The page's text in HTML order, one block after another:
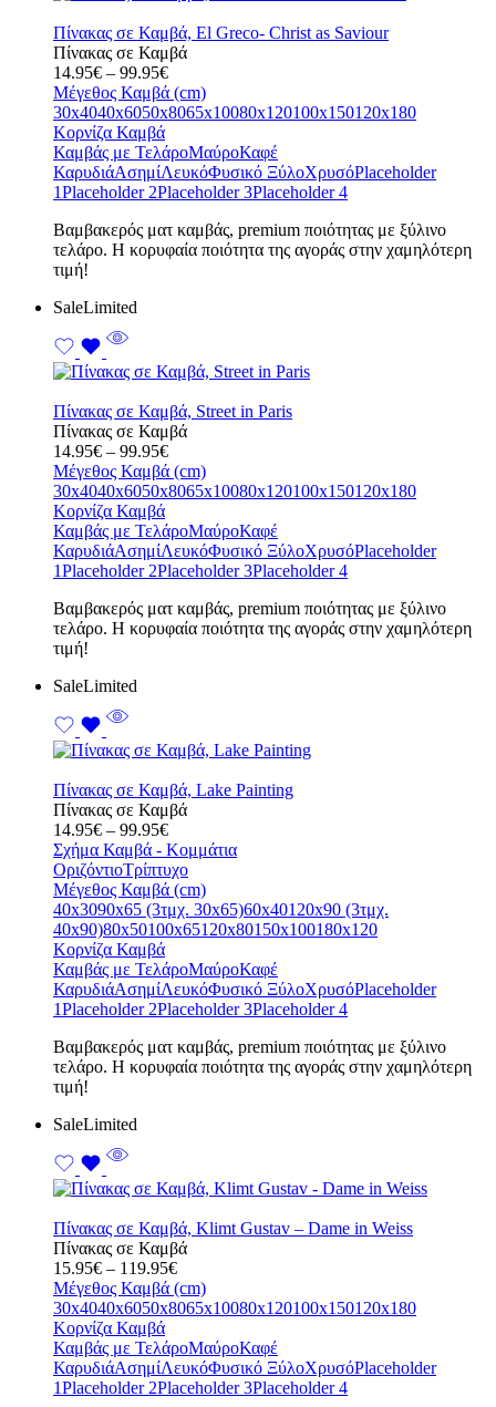
Πίνακας σε Καμβά, El Greco- Christ as Saviour
Πίνακας σε Καμβά
14.95€ – 99.95€Price
range:
14.95€
99.95€
Μέγεθος Καμβά (cm)
30x4040x6050x8065x10080x120100x150120x180
Κορνίζα Καμβά
Καμβάς με ΤελάροΜαύροΚαφέ
ΚαρυδιάΑσημίΛευκόΦυσικό ΞύλοΧρυσόPlaceholder
1Placeholder 2Placeholder 3Placeholder 4
Bαμβακερός ματ καμβάς, premium ποιότητας με ξύλινο
τελάρο. Η κορυφαία ποιότητα της αγοράς στην χαμηλότερη
τιμή!
SaleLimited
Πίνακας σε Καμβά, Street in Paris
Πίνακας σε Καμβά
14.95€ – 99.95€Price
range:
14.95€
99.95€
Μέγεθος Καμβά (cm)
30x4040x6050x8065x10080x120100x150120x180
Κορνίζα Καμβά
Καμβάς με ΤελάροΜαύροΚαφέ
ΚαρυδιάΑσημίΛευκόΦυσικό ΞύλοΧρυσόPlaceholder
1Placeholder 2Placeholder 3Placeholder 4
Bαμβακερός ματ καμβάς, premium ποιότητας με ξύλινο
τελάρο. Η κορυφαία ποιότητα της αγοράς στην χαμηλότερη
τιμή!
SaleLimited
Πίνακας σε Καμβά, Lake Painting
Πίνακας σε Καμβά
14.95€ – 99.95€Price
range:
14.95€
through
99.95€
Σχήμα Καμβά - Κομμάτια
ΟριζόντιοΤρίπτυχο
Μέγεθος Καμβά (cm)
40x3090x65 (3τμχ. 30x65)60x40120x90 (3τμχ.
40x90)80x50100x65120x80150x100180x120
Κορνίζα Καμβά
Καμβάς με ΤελάροΜαύροΚαφέ
ΚαρυδιάΑσημίΛευκόΦυσικό ΞύλοΧρυσόPlaceholder
1Placeholder 2Placeholder 3Placeholder 4
Bαμβακερός ματ καμβάς, premium ποιότητας με ξύλινο
τελάρο. Η κορυφαία ποιότητα της αγοράς στην χαμηλότερη
τιμή!
SaleLimited
Πίνακας σε Καμβά, Klimt Gustav – Dame in Weiss
Πίνακας σε Καμβά
15.95€ – 119.95€Price
range:
15.95€
119.95€
Μέγεθος Καμβά (cm)
30x4040x6050x8065x10080x120100x150120x180
Κορνίζα Καμβά
Καμβάς με ΤελάροΜαύροΚαφέ
ΚαρυδιάΑσημίΛευκόΦυσικό ΞύλοΧρυσόPlaceholder
1Placeholder 2Placeholder 3Placeholder 4